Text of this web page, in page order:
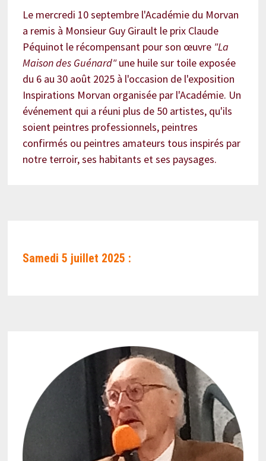
Le mercredi 10 septembre l'Académie du Morvan
a remis à Monsieur Guy Girault le prix Claude
Péquinot le récompensant pour son œuvre "La
Maison des Guénard"une huile sur toile exposée
du 6 au 30 août 2025 à l'occasion de l'exposition
Inspirations Morvan organisée par l'Académie. Un
événement qui a réuni plus de 50 artistes, qu'ils
soient peintres professionnels, peintres
confirmés ou peintres amateurs tous inspirés par
notre terroir, ses habitants et ses paysages.
Samedi 5 juillet 2025 :